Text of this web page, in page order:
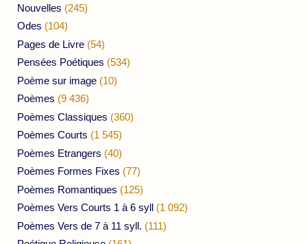
Nouvelles (245)
Odes (104)
Pages de Livre (54)
Pensées Poétiques (534)
Poème sur image (10)
Poèmes (9 436)
Poèmes Classiques (360)
Poèmes Courts (1 545)
Poèmes Etrangers (40)
Poèmes Formes Fixes (77)
Poèmes Romantiques (125)
Poèmes Vers Courts 1 à 6 syll (1 092)
Poèmes Vers de 7 à 11 syll. (111)